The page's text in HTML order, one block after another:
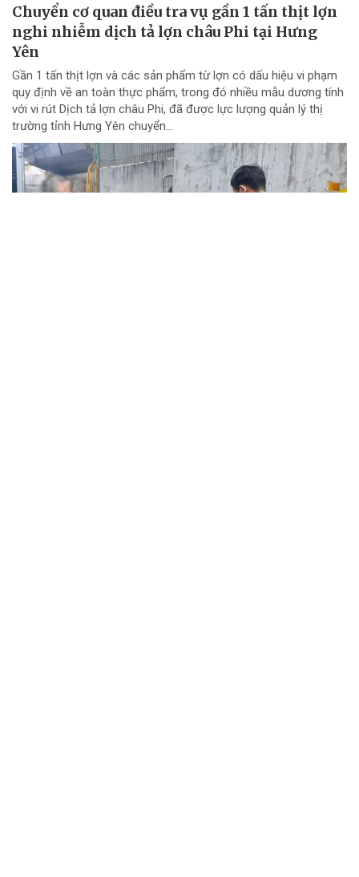
Chuyển cơ quan điều tra vụ gần 1 tấn thịt lợn
nghi nhiễm dịch tả lợn châu Phi tại Hưng
Yên
Gần 1 tấn thịt lợn và các sản phẩm từ lợn có dấu hiệu vi phạm
quy định về an toàn thực phẩm, trong đó nhiều mẫu dương tính
với vi rút Dịch tả lợn châu Phi, đã được lực lượng quản lý thị
trường tỉnh Hưng Yên chuyển...